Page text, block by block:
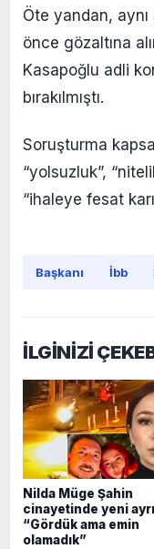
Öte yandan,
önce gözaltına
Kasapoğlu adli
bırakılmıştı.
Soruşturma
“yolsuzluk”,
“ihaleye fesat
Başkanı İbb
İLGİNİZİ
Nilda Müge Şahin
cinayetinde yeni
“Gördük ama emin
olamadık”